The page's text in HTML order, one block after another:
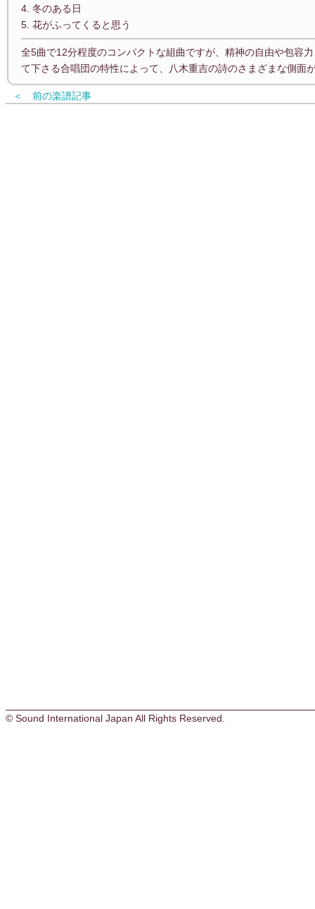
4. 冬のある日
5. 花がふってくると思う
全5曲で12分程度のコンパクトな組曲ですが、精神の自由や包容
て下さる合唱団の特性によって、八木重吉の詩のさまざまな側面
＜ 前の楽譜記事
© Sound International Japan All Rights Reserved.